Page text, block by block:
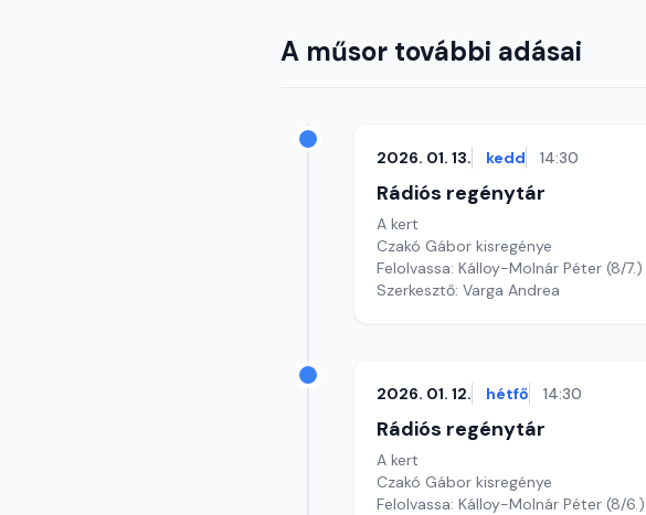
A műsor további adásai
2026. 01. 13. kedd 14:30
Rádiós regénytár
A kert
Czakó Gábor kisregénye
Felolvassa: Kálloy-Molnár Péter (8/7.)
Szerkesztő: Varga Andrea
2026. 01. 12. hétfő 14:30
Rádiós regénytár
A kert
Czakó Gábor kisregénye
Felolvassa: Kálloy-Molnár Péter (8/6.)